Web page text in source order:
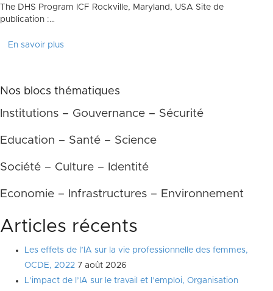
The DHS Program ICF Rockville, Maryland, USA Site de
publication :…
En savoir plus
Nos blocs thématiques
Institutions – Gouvernance – Sécurité
Education – Santé – Science
Société – Culture – Identité
Economie – Infrastructures – Environnement
Articles récents
Les effets de l’IA sur la vie professionnelle des femmes,
OCDE, 2022 7 août 2026
L’impact de l’IA sur le travail et l’emploi, Organisation